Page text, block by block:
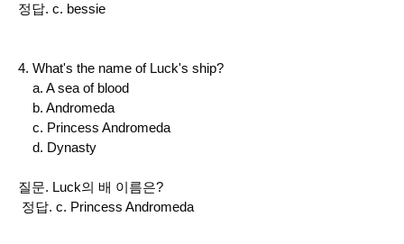
정답. c. bessie
4. What's the name of Luck's ship?
a. A sea of blood
b. Andromeda
c. Princess Andromeda
d. Dynasty
질문. Luck의 배 이름은?
정답. c. Princess Andromeda